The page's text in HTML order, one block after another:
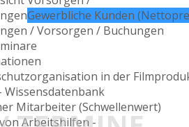
Gewerbliche Kunden
/ Vorsorgen / Buchungen
in der
Wissensdatenbank
Mitarbeiter (Schwellenwert)
Arbeitshilfen -